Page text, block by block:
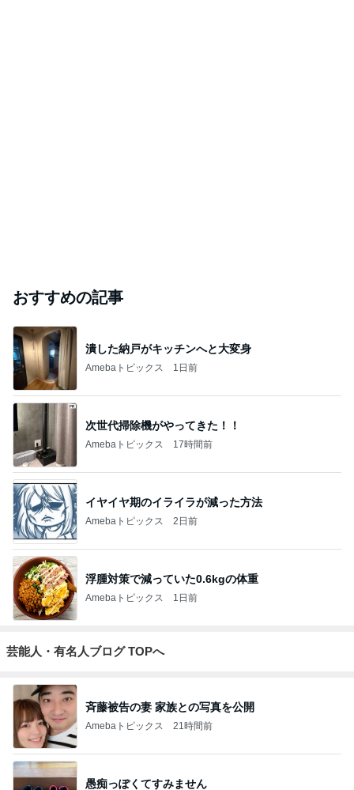
おすすめの記事
潰した納戸がキッチンへと大変身
Amebaトピックス 1日前
次世代掃除機がやってきた！！
Amebaトピックス 17時間前
イヤイヤ期のイライラが減った方法
Amebaトピックス 2日前
浮腫対策で減っていた0.6kgの体重
Amebaトピックス 1日前
芸能人・有名人ブログ TOPへ
斉藤被告の妻 家族との写真を公開
Amebaトピックス 21時間前
愚痴っぽくてすみません